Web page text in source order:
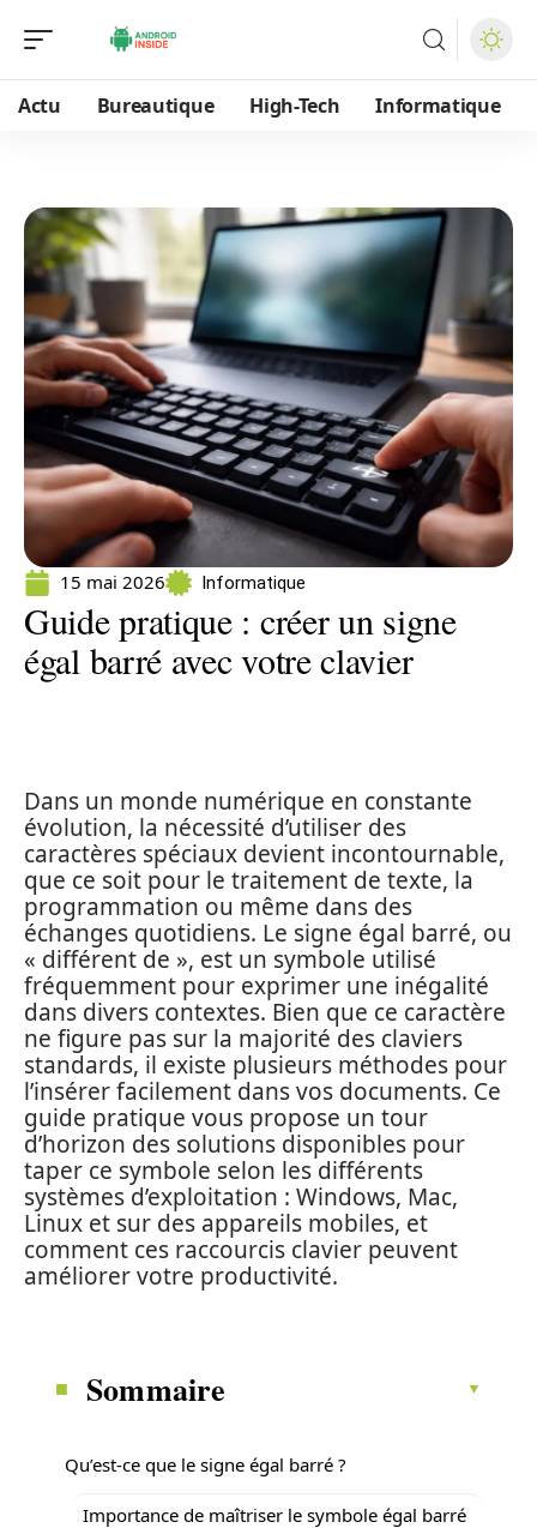
Actu Bureautique High-Tech Informatique
15 mai 2026 Informatique
Guide pratique : créer un signe
égal barré avec votre clavier
Dans un monde numérique en constante
évolution, la nécessité d’utiliser des
caractères spéciaux devient incontournable,
que ce soit pour le traitement de texte, la
programmation ou même dans des
échanges quotidiens. Le signe égal barré, ou
« différent de », est un symbole utilisé
fréquemment pour exprimer une inégalité
dans divers contextes. Bien que ce caractère
ne figure pas sur la majorité des claviers
standards, il existe plusieurs méthodes pour
l’insérer facilement dans vos documents. Ce
guide pratique vous propose un tour
d’horizon des solutions disponibles pour
taper ce symbole selon les différents
systèmes d’exploitation : Windows, Mac,
Linux et sur des appareils mobiles, et
comment ces raccourcis clavier peuvent
améliorer votre productivité.
Sommaire
Qu’est-ce que le signe égal barré ?
Importance de maîtriser le symbole égal barré